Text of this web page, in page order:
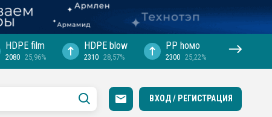
HDPE film
2080 25,96%
HDPE blow
2310 28,57%
PP hомо
2300 25,22%
ВХОД / РЕГИСТРАЦИЯ